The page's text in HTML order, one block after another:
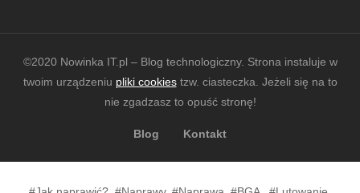
©2020 Nowinka IT.pl – Blog technologiczny. Strona instaluje w
twoim urządzeniu pliki cookiestzw. ciasteczka. Jeżeli się na to
nie zgadzasz to opuść stronę!
Blog Kontakt